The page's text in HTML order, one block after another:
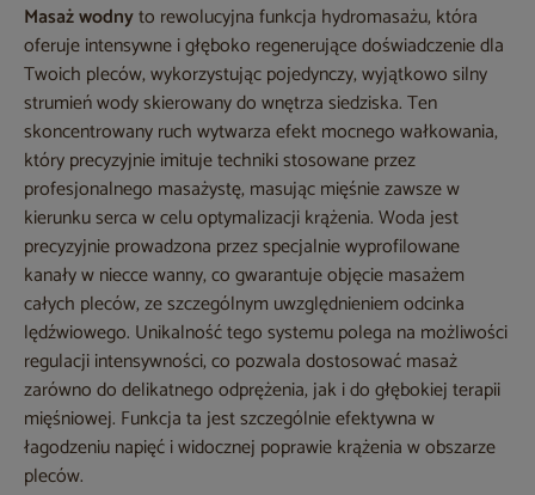
Masaż wodnyto rewolucyjna funkcja hydromasażu, która
oferuje intensywne i głęboko regenerujące doświadczenie dla
Twoich pleców, wykorzystując pojedynczy, wyjątkowo silny
strumień wody skierowany do wnętrza siedziska. Ten
skoncentrowany ruch wytwarza efekt mocnego wałkowania,
który precyzyjnie imituje techniki stosowane przez
profesjonalnego masażystę, masując mięśnie zawsze w
kierunku serca w celu optymalizacji krążenia. Woda jest
precyzyjnie prowadzona przez specjalnie wyprofilowane
kanały w niecce wanny, co gwarantuje objęcie masażem
całych pleców, ze szczególnym uwzględnieniem odcinka
lędźwiowego. Unikalność tego systemu polega na możliwości
regulacji intensywności, co pozwala dostosować masaż
zarówno do delikatnego odprężenia, jak i do głębokiej terapii
mięśniowej. Funkcja ta jest szczególnie efektywna w
łagodzeniu napięć i widocznej poprawie krążenia w obszarze
pleców.